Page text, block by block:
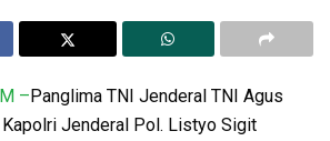
–Panglima TNI Jenderal TNI Agus
Jenderal Pol. Listyo Sigit